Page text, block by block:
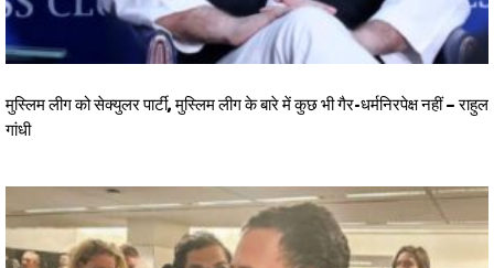
मुस्लिम लीग को सेक्युलर पार्टी, मुस्लिम लीग के बारे में कुछ भी गैर-धर्मनिरपेक्ष नहीं – राहुल
गांधी